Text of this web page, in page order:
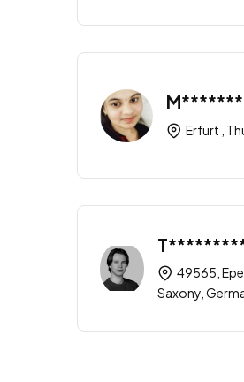
Erfurt ,
49565,
Saxony,